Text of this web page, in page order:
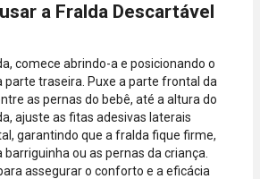
a Fralda Descartável
comece abrindo-a e posicionando o
parte traseira. Puxe a parte frontal da
as pernas do bebê, até a altura do
ajuste as fitas adesivas laterais
garantindo que a fralda fique firme,
ou as pernas da criança.
assegurar o conforto e a eficácia